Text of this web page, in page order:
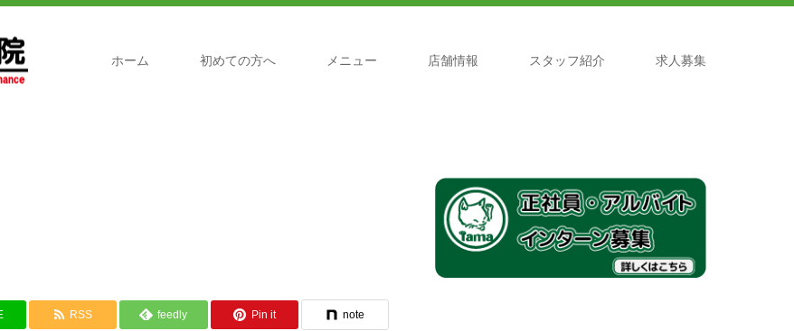
ホーム 初めての方へ メニュー 店舗情報 スタッフ紹介 求人募集
RSS feedly Pin it note